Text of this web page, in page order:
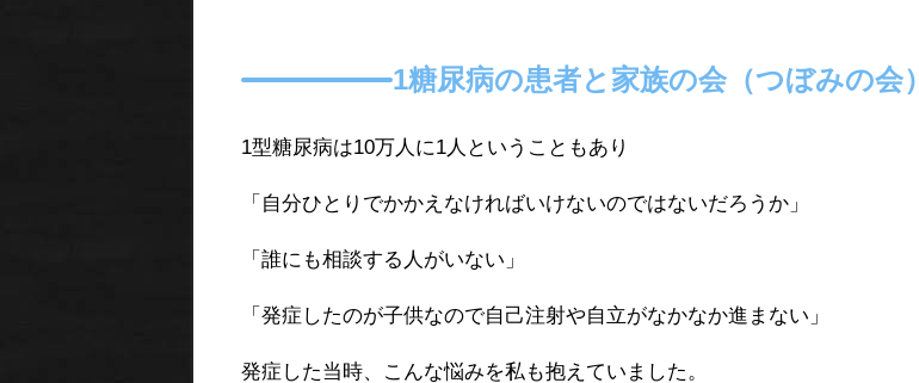
1糖尿病の患者と家族の会（つぼみの会）
1型糖尿病は10万人に1人ということもあり
「自分ひとりでかかえなければいけないのではないだろうか」
「誰にも相談する人がいない」
「発症したのが子供なので自己注射や自立がなかなか進まない」
発症した当時、こんな悩みを私も抱えていました。